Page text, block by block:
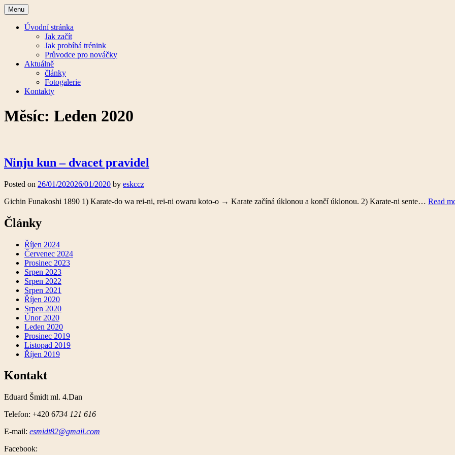
Skip
to
content
Menu
Úvodní stránka
Jak začít
Jak probíhá trénink
Průvodce pro nováčky
Aktuálně
články
Fotogalerie
Kontakty
ESKC
Enso Dojo – Karate klub Litoměřice
Měsíc: Leden 2020
Ninju kun – dvacet pravidel
Posted on 26/01/202026/01/2020 by eskccz
Gichin Funakoshi 1890 1) Karate-do wa rei-ni, rei-ni owaru koto-o → Karate začíná úklonou a končí úklonou. 2) Karate-ni sente… Read
Články
Říjen 2024
Červenec 2024
Prosinec 2023
Srpen 2023
Srpen 2022
Srpen 2021
Říjen 2020
Srpen 2020
Únor 2020
Leden 2020
Prosinec 2019
Listopad 2019
Říjen 2019
Kontakt
Eduard Šmidt ml. 4.Dan
Telefon: +420 6734 121 616
E-mail: esmidt82@gmail.com
Facebook: